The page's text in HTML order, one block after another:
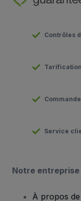
Contrôles
Service
Notre entreprise
À propos